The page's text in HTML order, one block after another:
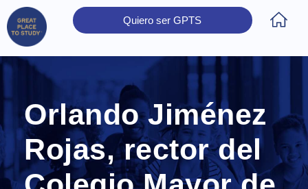
Quiero ser GPTS
Orlando Jiménez
Rojas, rector del